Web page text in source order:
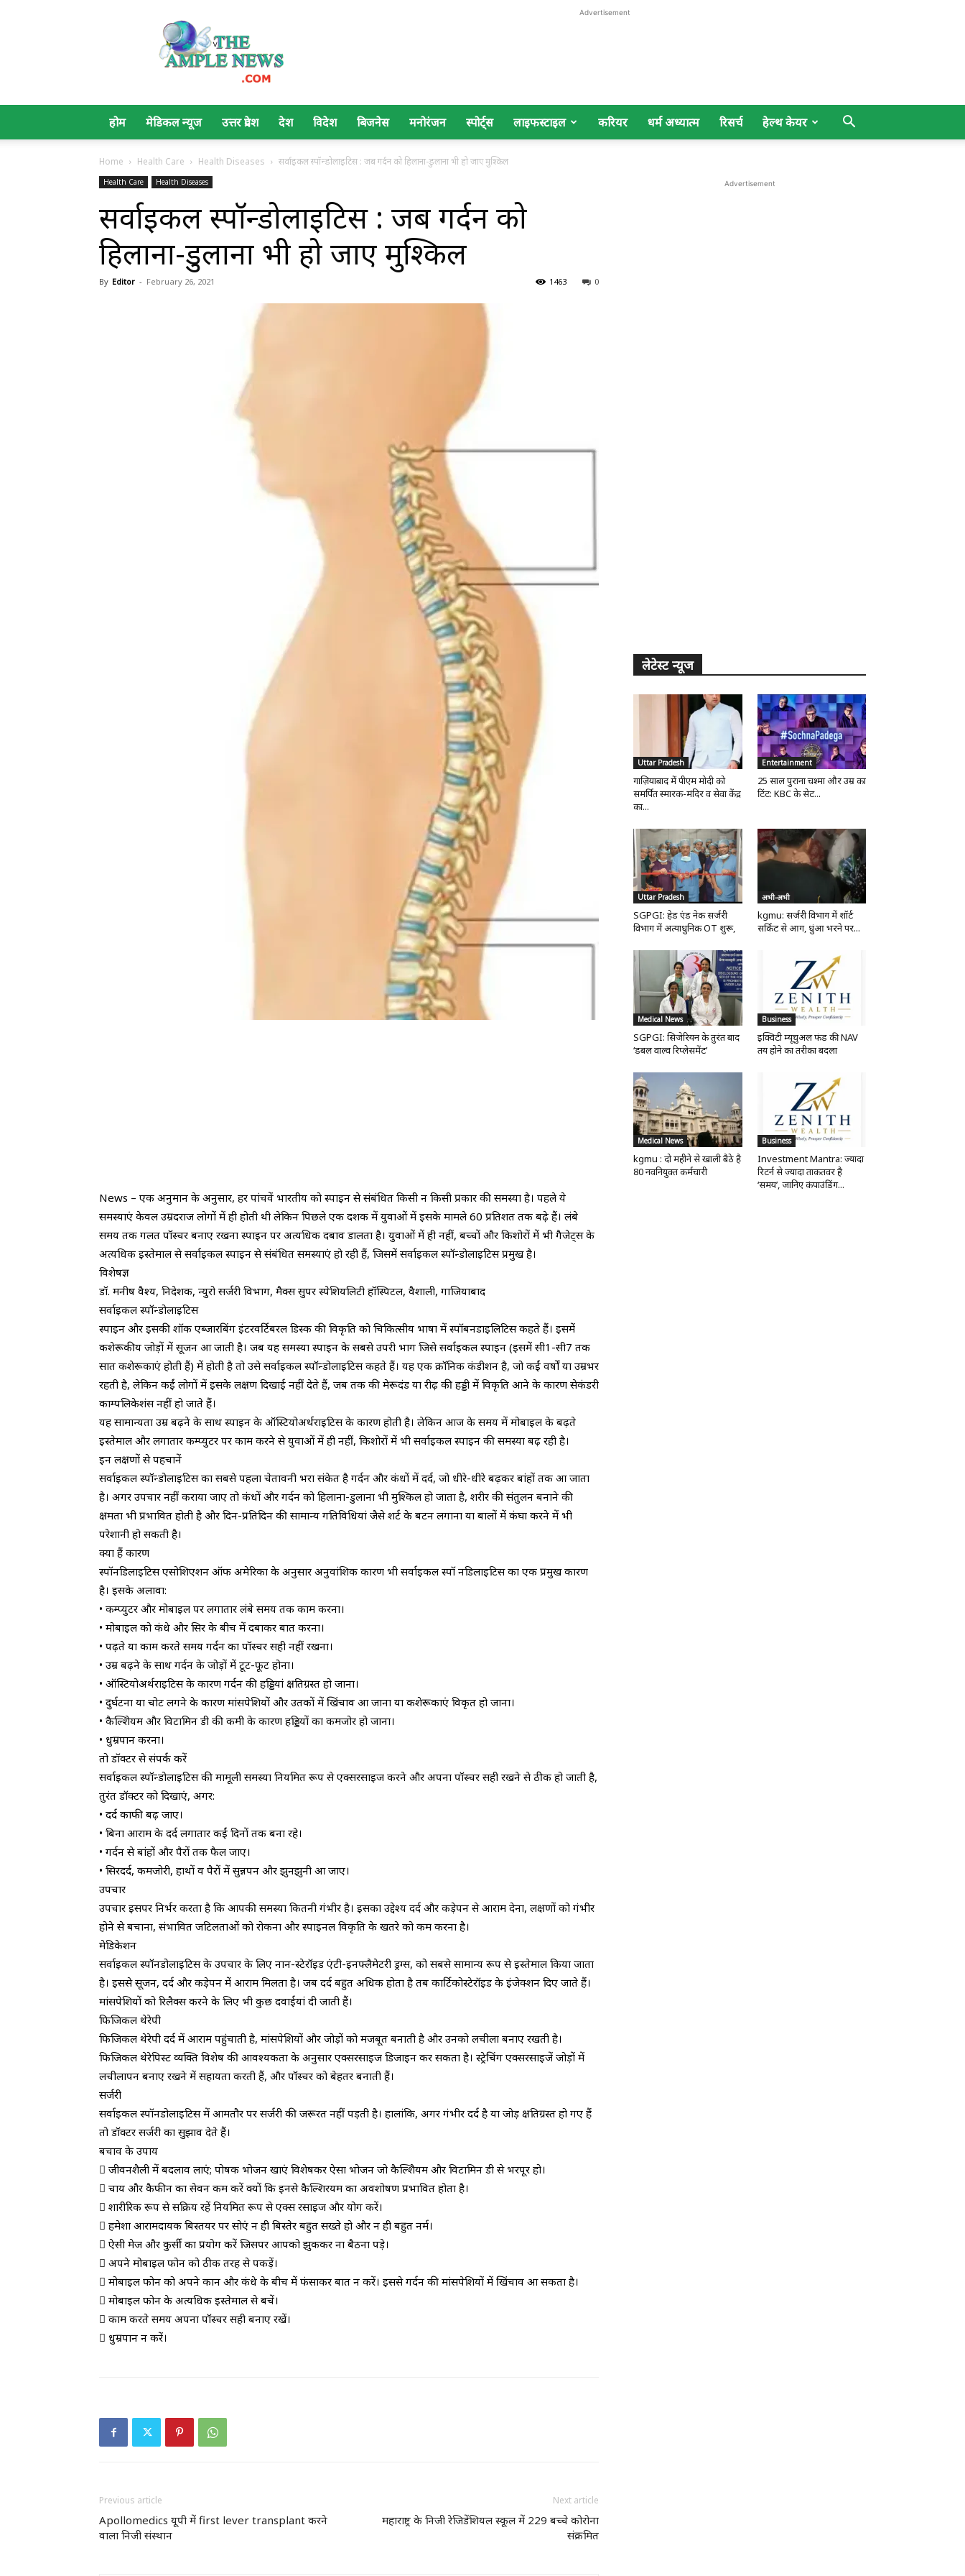
Ample
News
Advertisement
होम मेडिकल न्यूज उत्तर प्रदेश देश विदेश बिजनेस मनोरंजन स्पोर्ट्स लाइफस्टाइल करियर धर्म अध्यात्म रिसर्च हेल्थ केयर
Home Health Care Health Diseases सर्वाइकल स्पॉन्डोलाइटिस : जब गर्दन को हिलाना-डुलाना भी हो जाए मुश्किल
Health Care Health Diseases
सर्वाइकल स्पॉन्डोलाइटिस : जब गर्दन को
हिलाना-डुलाना भी हो जाए मुश्किल
By Editor - February 26, 2021 0
1463
News – एक अनुमान के अनुसार, हर पांचवें भारतीय को स्पाइन से संबंधित किसी न किसी प्रकार की समस्या है। पहले ये
समस्याएं केवल उम्रदराज लोगों में ही होती थी लेकिन पिछले एक दशक में युवाओं में इसके मामले 60 प्रतिशत तक बढ़े हैं। लंबे
समय तक गलत पॉस्चर बनाए रखना स्पाइन पर अत्यधिक दबाव डालता है। युवाओं में ही नहीं, बच्चों और किशोरों में भी गैजेट्स के
अत्यधिक इस्तेमाल से सर्वाइकल स्पाइन से संबंधित समस्याएं हो रही हैं, जिसमें सर्वाइकल स्पॉन्डोलाइटिस प्रमुख है।
विशेषज्ञ
डॉ. मनीष वैश्य, निदेशक, न्युरो सर्जरी विभाग, मैक्स सुपर स्पेशियलिटी हॉस्पिटल, वैशाली, गाजियाबाद
सर्वाइकल स्पॉन्डोलाइटिस
स्पाइन और इसकी शॉक एब्जारबिंग इंटरवर्टिबरल डिस्क की विकृति को चिकित्सीय भाषा में स्पॉबनडाइलिटिस कहते हैं। इसमें
कशेरूकीय जोड़ों में सूजन आ जाती है। जब यह समस्या स्पाइन के सबसे उपरी भाग जिसे सर्वाइकल स्पाइन (इसमें सी1-सी7 तक
सात कशेरूकाएं होती हैं) में होती है तो उसे सर्वाइकल स्पॉन्डोलाइटिस कहते हैं। यह एक क्रॉनिक कंडीशन है, जो कईं वर्षों या उम्रभर
रहती है, लेकिन कईं लोगों में इसके लक्षण दिखाई नहीं देते हैं, जब तक की मेरूदंड या रीढ़ की हड्डी में विकृति आने के कारण सेकंडरी
काम्पलिकेशंस नहीं हो जाते हैं।
यह सामान्यता उम्र बढ़ने के साथ स्पाइन के ऑस्टियोअर्थराइटिस के कारण होती है। लेकिन आज के समय में मोबाइल के बढ़ते
इस्तेमाल और लगातार कम्प्युटर पर काम करने से युवाओं में ही नहीं, किशोरों में भी सर्वाइकल स्पाइन की समस्या बढ़ रही है।
इन लक्षणों से पहचानें
सर्वाइकल स्पॉन्डोलाइटिस का सबसे पहला चेतावनी भरा संकेत है गर्दन और कंधों में दर्द, जो धीरे-धीरे बढ़कर बांहों तक आ जाता
है। अगर उपचार नहीं कराया जाए तो कंधों और गर्दन को हिलाना-डुलाना भी मुश्किल हो जाता है, शरीर की संतुलन बनाने की
क्षमता भी प्रभावित होती है और दिन-प्रतिदिन की सामान्य गतिविधियां जैसे शर्ट के बटन लगाना या बालों में कंघा करने में भी
परेशानी हो सकती है।
क्या हैं कारण
स्पॉनडिलाइटिस एसोशिएशन ऑफ अमेरिका के अनुसार अनुवांशिक कारण भी सर्वाइकल स्पॉ नडिलाइटिस का एक प्रमुख कारण
है। इसके अलावा:
• कम्प्युटर और मोबाइल पर लगातार लंबे समय तक काम करना।
• मोबाइल को कंधे और सिर के बीच में दबाकर बात करना।
• पढ़ते या काम करते समय गर्दन का पॉस्चर सही नहीं रखना।
• उम्र बढ़ने के साथ गर्दन के जोड़ों में टूट-फूट होना।
• ऑस्टियोअर्थराइटिस के कारण गर्दन की हड्डियां क्षतिग्रस्त हो जाना।
• दुर्घटना या चोट लगने के कारण मांसपेशियों और उतकों में खिंचाव आ जाना या कशेरूकाएं विकृत हो जाना।
• कैल्शिेयम और विटामिन डी की कमी के कारण हड्डियों का कमजोर हो जाना।
• धुम्रपान करना।
तो डॉक्टर से संपर्क करें
सर्वाइकल स्पॉन्डोलाइटिस की मामूली समस्या नियमित रूप से एक्सरसाइज करने और अपना पॉस्चर सही रखने से ठीक हो जाती है,
तुरंत डॉक्टर को दिखाएं, अगर:
• दर्द काफी बढ़ जाए।
• बिना आराम के दर्द लगातार कईं दिनों तक बना रहे।
• गर्दन से बांहों और पैरों तक फैल जाए।
• सिरदर्द, कमजोरी, हाथों व पैरों में सुन्नपन और झुनझुनी आ जाए।
उपचार
उपचार इसपर निर्भर करता है कि आपकी समस्या कितनी गंभीर है। इसका उद्देश्य दर्द और कड़ेपन से आराम देना, लक्षणों को गंभीर
होने से बचाना, संभावित जटिलताओं को रोकना और स्पाइनल विकृति के खतरे को कम करना है।
मेडिकेशन
सर्वाइकल स्पॉनडोलाइटिस के उपचार के लिए नान-स्टेरॉइड एंटी-इनफ्लैमेटरी ड्रग्स, को सबसे सामान्य रूप से इस्तेमाल किया जाता
है। इससे सूजन, दर्द और कड़ेपन में आराम मिलता है। जब दर्द बहुत अधिक होता है तब कार्टिकोस्टेरॉइड के इंजेक्शन दिए जाते हैं।
मांसपेशियों को रिलैक्स करने के लिए भी कुछ दवाईयां दी जाती हैं।
फिजिकल थेरेपी
फिजिकल थेरेपी दर्द में आराम पहुंचाती है, मांसपेशियों और जोड़ों को मजबूत बनाती है और उनको लचीला बनाए रखती है।
फिजिकल थेरेपिस्ट व्यक्ति विशेष की आवश्यकता के अनुसार एक्सरसाइज डिजाइन कर सकता है। स्ट्रेचिंग एक्सरसाइजें जोड़ों में
लचीलापन बनाए रखने में सहायता करती हैं, और पॉस्चर को बेहतर बनाती हैं।
सर्जरी
सर्वाइकल स्पॉनडोलाइटिस में आमतौर पर सर्जरी की जरूरत नहीं पड़ती है। हालांकि, अगर गंभीर दर्द है या जोड़ क्षतिग्रस्त हो गए हैं
तो डॉक्टर सर्जरी का सुझाव देते हैं।
बचाव के उपाय
 जीवनशैली में बदलाव लाएं; पोषक भोजन खाएं विशेषकर ऐसा भोजन जो कैल्शिैयम और विटामिन डी से भरपूर हो।
 चाय और कैफीन का सेवन कम करें क्यों कि इनसे कैल्शिरयम का अवशोषण प्रभावित होता है।
 शारीरिक रूप से सक्रिय रहें नियमित रूप से एक्स रसाइज और योग करें।
 हमेशा आरामदायक बिस्तयर पर सोएं न ही बिस्तेर बहुत सख्ते हो और न ही बहुत नर्म।
 ऐसी मेज और कुर्सी का प्रयोग करें जिसपर आपको झुककर ना बैठना पड़े।
 अपने मोबाइल फोन को ठीक तरह से पकड़ें।
 मोबाइल फोन को अपने कान और कंधे के बीच में फंसाकर बात न करें। इससे गर्दन की मांसपेशियों में खिंचाव आ सकता है।
 मोबाइल फोन के अत्यधिक इस्तेमाल से बचें।
 काम करते समय अपना पॉस्चर सही बनाए रखें।
 धुम्रपान न करें।
Previous article
Apollomedics यूपी में first lever transplant करने
वाला निजी संस्‍थान
Next article
महाराष्ट्र के निजी रेजिडेंशियल स्कूल में 229 बच्चे कोरोना
संक्रमित
Advertisement
लेटेस्ट न्यूज
Uttar Pradesh
गाज़ियाबाद में पीएम मोदी को
समर्पित स्मारक-मंदिर व सेवा केंद्र
का...
Entertainment
25 साल पुराना चश्मा और उम्र का
टिंट: KBC के सेट...
Uttar Pradesh
SGPGI: हेड एंड नेक सर्जरी
विभाग में अत्याधुनिक OT शुरू,
अभी-अभी
kgmu: सर्जरी विभाग में शॉर्ट
सर्किट से आग, धुंआ भरने पर...
Medical News
SGPGI: सिजेरियन के तुरंत बाद
‘डबल वाल्व रिप्लेसमेंट’
Business
इक्विटी म्यूचुअल फंड की NAV
तय होने का तरीका बदला
Medical News
kgmu : दो महीने से खाली बैठे है
80 नवनियुक्त कर्मचारी
Business
Investment Mantra: ज्यादा
रिटर्न से ज्यादा ताकतवर है
‘समय’, जानिए कंपाउंडिंग...